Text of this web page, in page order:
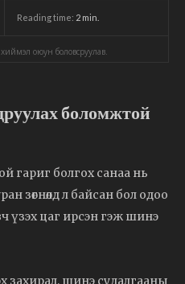
Reading time: 2 min.
хиймэл оюун боловсруулав.
боломжтой
гариг болгох санаа нь
зөгнөлд л байсан бол одоо
үзэх цаг ирсэн гэж шинэ
захирал, шинэ судалгааны